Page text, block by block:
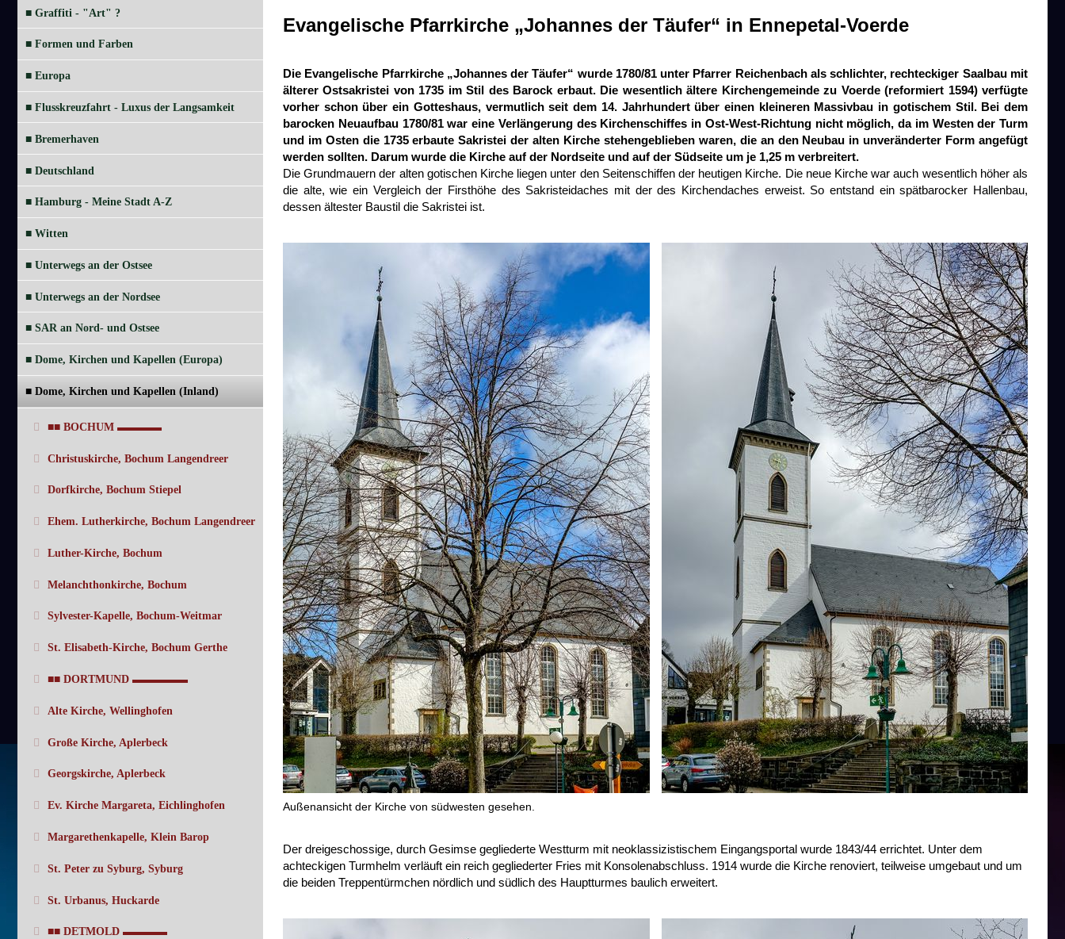
■ Graffiti - "Art" ?
■ Formen und Farben
■ Europa
■ Flusskreuzfahrt - Luxus der Langsamkeit
■ Bremerhaven
■ Deutschland
■ Hamburg - Meine Stadt A-Z
■ Witten
■ Unterwegs an der Ostsee
■ Unterwegs an der Nordsee
■ SAR an Nord- und Ostsee
■ Dome, Kirchen und Kapellen (Europa)
■ Dome, Kirchen und Kapellen (Inland)
■■ BOCHUM ▬▬▬▬
Christuskirche, Bochum Langendreer
Dorfkirche, Bochum Stiepel
Ehem. Lutherkirche, Bochum Langendreer
Luther-Kirche, Bochum
Melanchthonkirche, Bochum
Sylvester-Kapelle, Bochum-Weitmar
St. Elisabeth-Kirche, Bochum Gerthe
■■ DORTMUND ▬▬▬▬▬
Alte Kirche, Wellinghofen
Große Kirche, Aplerbeck
Georgskirche, Aplerbeck
Ev. Kirche Margareta, Eichlinghofen
Margarethenkapelle, Klein Barop
St. Peter zu Syburg, Syburg
St. Urbanus, Huckarde
■■ DETMOLD ▬▬▬▬
Evangelische Pfarrkirche „Johannes der Täufer“ in Ennepetal-Voerde
Die Evangelische Pfarrkirche „Johannes der Täufer“ wurde 1780/81 unter Pfarrer Reichenbach als schlichter, rechteckiger Saalbau mit
älterer Ostsakristei von 1735 im Stil des Barock erbaut. Die wesentlich ältere Kirchengemeinde zu Voerde (reformiert 1594) verfügte
vorher schon über ein Gotteshaus, vermutlich seit dem 14. Jahrhundert über einen kleineren Massivbau in gotischem Stil. Bei dem
barocken Neuaufbau 1780/81 war eine Verlängerung des Kirchenschiffes in Ost-West-Richtung nicht möglich, da im Westen der Turm
und im Osten die 1735 erbaute Sakristei der alten Kirche stehengeblieben waren, die an den Neubau in unveränderter Form angefügt
werden sollten. Darum wurde die Kirche auf der Nordseite und auf der Südseite um je 1,25 m verbreitert.
Die Grundmauern der alten gotischen Kirche liegen unter den Seitenschiffen der heutigen Kirche. Die neue Kirche war auch wesentlich höher als
die alte, wie ein Vergleich der Firsthöhe des Sakristeidaches mit der des Kirchendaches erweist. So entstand ein spätbarocker Hallenbau,
dessen ältester Baustil die Sakristei ist.
Außenansicht der Kirche von südwesten gesehen.
Der dreigeschossige, durch Gesimse gegliederte Westturm mit neoklassizistischem Eingangsportal wurde 1843/44 errichtet. Unter dem
achteckigen Turmhelm verläuft ein reich gegliederter Fries mit Konsolenabschluss. 1914 wurde die Kirche renoviert, teilweise umgebaut und um
die beiden Treppentürmchen nördlich und südlich des Hauptturmes baulich erweitert.